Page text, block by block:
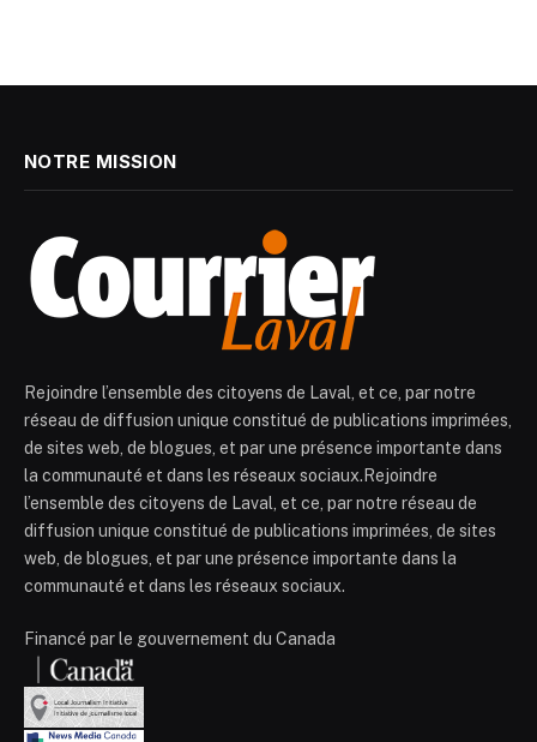
NOTRE MISSION
Rejoindre l’ensemble des citoyens de Laval, et ce, par notre
réseau de diffusion unique constitué de publications imprimées,
de sites web, de blogues, et par une présence importante dans
la communauté et dans les réseaux sociaux.Rejoindre
l’ensemble des citoyens de Laval, et ce, par notre réseau de
diffusion unique constitué de publications imprimées, de sites
web, de blogues, et par une présence importante dans la
communauté et dans les réseaux sociaux.
Financé par le gouvernement du Canada